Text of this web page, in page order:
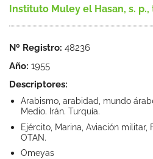
Instituto Muley el Hasan, s. p.,
Nº Registro: 48236
Año: 1955
Descriptores:
Arabismo, arabidad, mundo
Medio. Irán. Turquía.
Ejército, Marina, Aviación militar,
OTAN.
Omeyas